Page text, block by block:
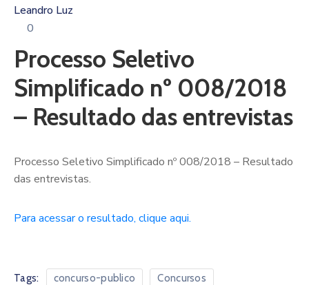
Leandro Luz
0
Processo Seletivo
Simplificado nº 008/2018
– Resultado das entrevistas
Processo Seletivo Simplificado nº 008/2018 – Resultado
das entrevistas.
Para acessar o resultado, clique aqui.
Tags: concurso-publico Concursos